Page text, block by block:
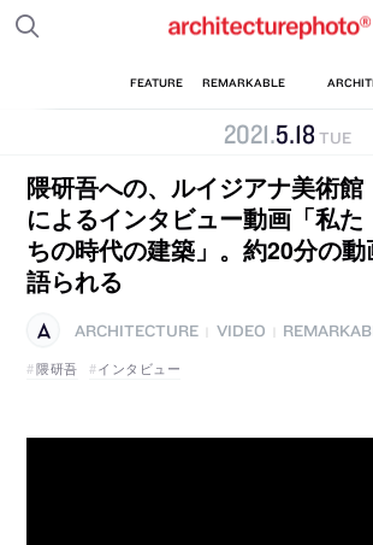
2021.5.18 TUE
隈研吾への、ルイジアナ美術館
によるインタビュー動画「私た
ちの時代の建築」。約20分の
語られる
ARCHITECTURE VIDEO
隈研吾
インタビュー